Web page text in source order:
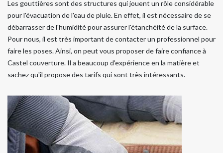
Les gouttières sont des structures qui jouent un rôle considérable
pour l'évacuation de l'eau de pluie. En effet, il est nécessaire de se
débarrasser de l'humidité pour assurer l'étanchéité de la surface.
Pour nous, il est très important de contacter un professionnel pour
faire les poses. Ainsi, on peut vous proposer de faire confiance à
Castel couverture. Il a beaucoup d'expérience en la matière et
sachez qu'il propose des tarifs qui sont très intéressants.